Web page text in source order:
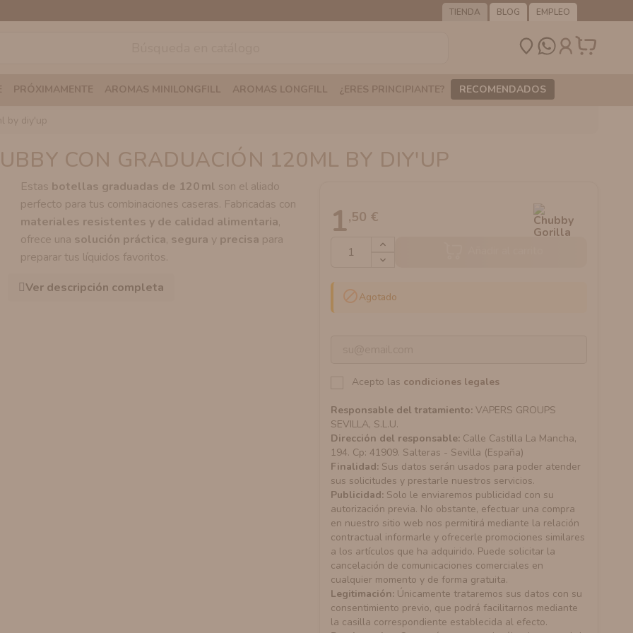
TIENDA BLOG EMPLEO
PRÓXIMAMENTE AROMAS MINILONGFILL AROMAS LONGFILL ¿ERES PRINCIPIANTE? RECOMENDADOS
by diy'up
CON GRADUACIÓN 120ML BY DIY'UP
Estas botellas graduadas de 120 ml son el aliado
perfecto para tus combinaciones caseras. Fabricadas con
materiales resistentes y de calidad alimentaria,
ofrece una solución práctica, segura y precisa para
preparar tus líquidos favoritos.
Ver descripción completa
1,50 €
Agotado
Acepto las condiciones legales
Responsable del tratamiento:VAPERS GROUPS
SEVILLA, S.L.U.
Dirección del responsable:Calle Castilla La Mancha,
194. Cp: 41909. Salteras - Sevilla (España)
Finalidad:Sus datos serán usados para poder atender
sus solicitudes y prestarle nuestros servicios.
Publicidad:Solo le enviaremos publicidad con su
autorización previa. No obstante, efectuar una compra
en nuestro sitio web nos permitirá mediante la relación
contractual informarle y ofrecerle promociones similares
a los artículos que ha adquirido. Puede solicitar la
cancelación de comunicaciones comerciales en
cualquier momento y de forma gratuita.
Legitimación:Únicamente trataremos sus datos con su
consentimiento previo, que podrá facilitarnos mediante
la casilla correspondiente establecida al efecto.